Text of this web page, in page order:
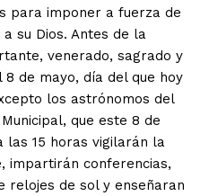
enlazadas
para imponer a fuerza de
su Dios. Antes de la
venerado, sagrado y
de mayo, día del que hoy
los astrónomos del
que este 8 de
las 15 horas vigilarán la
impartirán conferencias,
relojes de sol y enseñaran